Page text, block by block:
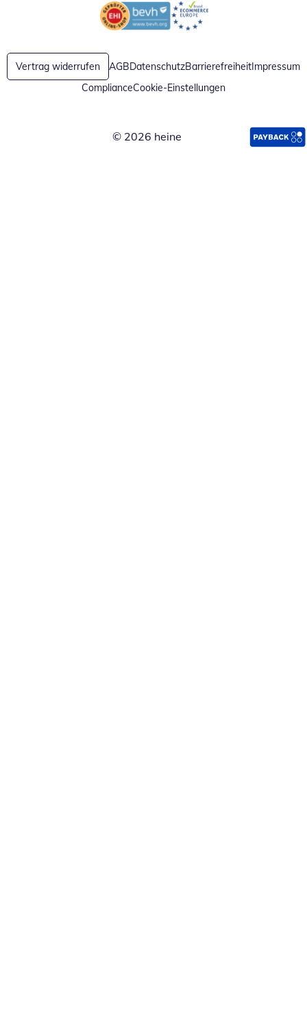
Öffnet in neuem FensterÖffnet in neuem Fenster
Vertrag widerrufen AGBDatenschutzBarrierefreiheitImpressum
ComplianceCookie-Einstellungen
© 2026 heine